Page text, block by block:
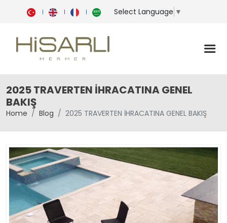
Select Language ▼
2025 TRAVERTEN İHRACATINA GENEL
BAKIŞ
Home Blog 2025 TRAVERTEN İHRACATINA GENEL BAKIŞ